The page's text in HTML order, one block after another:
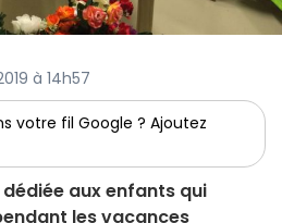
à 14h57
votre fil Google ? Ajoutez
aux enfants qui
les vacances